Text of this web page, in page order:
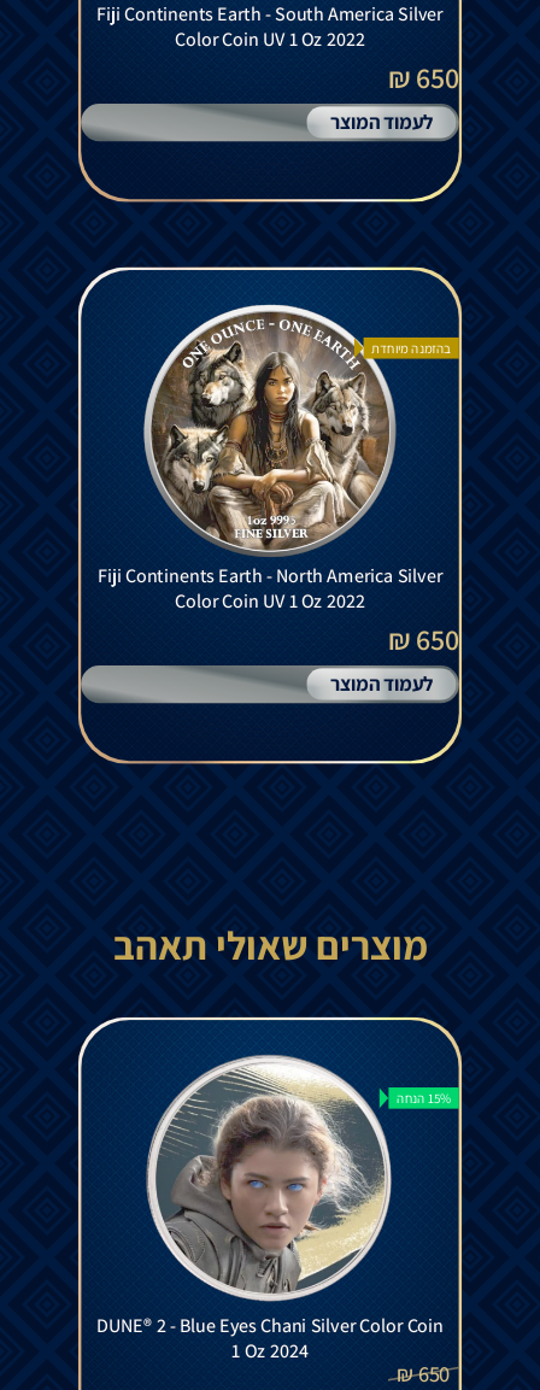
Fiji Continents Earth - South America Silver
Color Coin UV 1 Oz 2022
650 ₪
לעמוד המוצר
בהזמנה מיוחדת
Fiji Continents Earth - North America Silver
Color Coin UV 1 Oz 2022
650 ₪
לעמוד המוצר
מוצרים שאולי תאהב
15% הנחה
DUNE® 2 - Blue Eyes Chani Silver Color Coin
1 Oz 2024
650
₪